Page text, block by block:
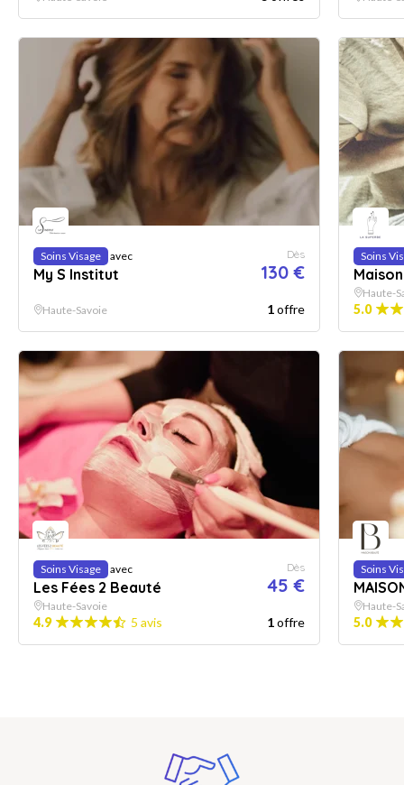
Soins Visage avec
My S Institut
Dès
130 €
Haute-Savoie 1offre
Soins
Haute-
5.0
Soins Visage avec
Les Fées 2 Beauté
Dès
45 €
Haute-Savoie
4.9 5 avis 1offre
Soins
Haute-
5.0